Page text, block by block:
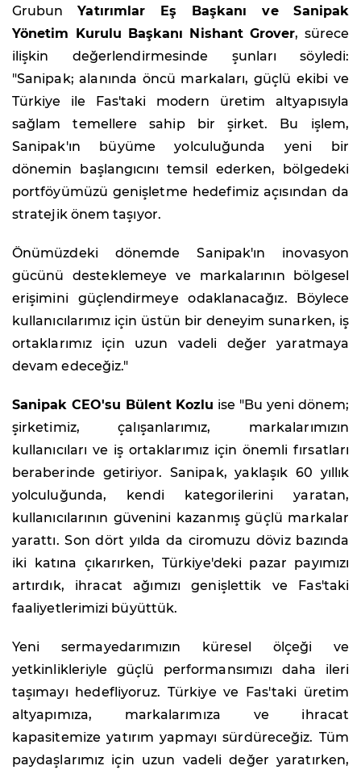
GrubunYatırımlar Eş Başkanı ve Sanipak
Yönetim Kurulu Başkanı Nishant Grover, sürece
ilişkin değerlendirmesinde şunları söyledi:
"Sanipak; alanında öncü markaları, güçlü ekibi ve
Türkiye ile Fas'taki modern üretim altyapısıyla
sağlam temellere sahip bir şirket. Bu işlem,
Sanipak'ın büyüme yolculuğunda yeni bir
dönemin başlangıcını temsil ederken, bölgedeki
portföyümüzü genişletme hedefimiz açısından da
stratejik önem taşıyor.
Önümüzdeki dönemde Sanipak'ın inovasyon
gücünü desteklemeye ve markalarının bölgesel
erişimini güçlendirmeye odaklanacağız. Böylece
kullanıcılarımız için üstün bir deneyim sunarken, iş
ortaklarımız için uzun vadeli değer yaratmaya
devam edeceğiz."
Sanipak CEO'su Bülent Kozlu ise "Bu yeni dönem;
şirketimiz, çalışanlarımız, markalarımızın
kullanıcıları ve iş ortaklarımız için önemli fırsatları
beraberinde getiriyor. Sanipak, yaklaşık 60 yıllık
yolculuğunda, kendi kategorilerini yaratan,
kullanıcılarının güvenini kazanmış güçlü markalar
yarattı. Son dört yılda da ciromuzu döviz bazında
iki katına çıkarırken, Türkiye'deki pazar payımızı
artırdık, ihracat ağımızı genişlettik ve Fas'taki
faaliyetlerimizi büyüttük.
Yeni sermayedarımızın küresel ölçeği ve
yetkinlikleriyle güçlü performansımızı daha ileri
taşımayı hedefliyoruz. Türkiye ve Fas'taki üretim
altyapımıza, markalarımıza ve ihracat
kapasitemize yatırım yapmayı sürdüreceğiz. Tüm
paydaşlarımız için uzun vadeli değer yaratırken,